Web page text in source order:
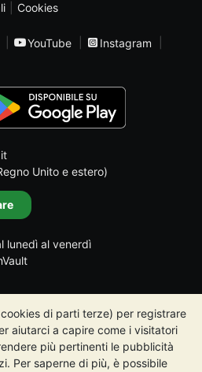
di parti terze) per registrare
aiutarci a capire come i visitatori
più pertinenti le pubblicità
Per saperne di più, è possibile
Cookies
YouTube
Instagram
Unito e estero)
lunedì al venerdì